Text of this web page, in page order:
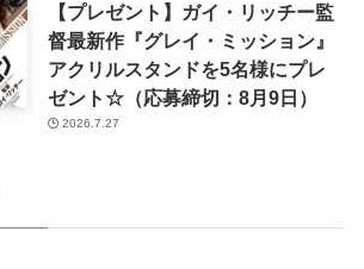
【プレゼント】ガイ・リッチー監
督最新作『グレイ・ミッション』
アクリルスタンドを5名様にプレ
ゼント☆（応募締切：8月9日）
2026.7.27